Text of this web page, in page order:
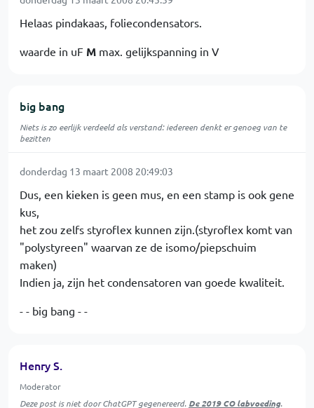
Helaas pindakaas, foliecondensators.
waarde in uF M max. gelijkspanning in V
big bang
Niets is zo eerlijk verdeeld als verstand: iedereen denkt er genoeg van te
bezitten
donderdag 13 maart 2008 20:49:03
Dus, een kieken is geen mus, en een stamp is ook gene
kus,
het zou zelfs styroflex kunnen zijn.(styroflex komt van
"polystyreen" waarvan ze de isomo/piepschuim
maken)
Indien ja, zijn het condensatoren van goede kwaliteit.
- - big bang - -
Henry S.
Moderator
Deze post is niet door ChatGPT gegenereerd. De 2019 CO labvoeding.